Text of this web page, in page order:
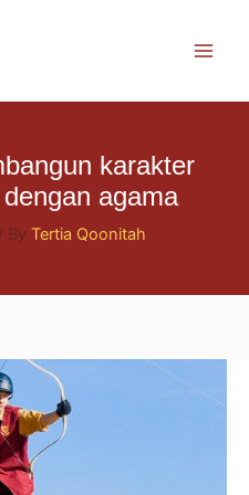
karakter
agama
/ By Tertia Qoonitah